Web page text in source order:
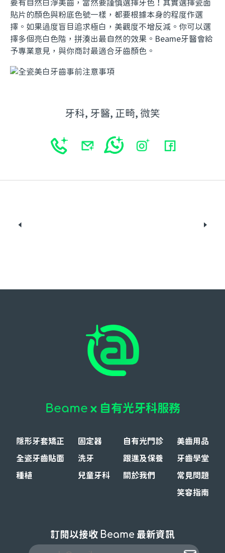
要有自然白淨美齒，當然要謹慎選擇牙色！其實選擇瓷面
貼片的顏色與粉底色號一樣，都要根據本身的程度作選
擇。如果過度盲目追求極白，美觀度不增反減。你可以選
擇多個亮白色階，拼湊出最自然的效果。Beame牙醫會給
予專業意見，與你商討最適合牙齒顏色。
牙科, 牙醫, 正畸, 微笑
Beame x 自有光牙科服務
隱形牙套矯正
全瓷牙齒貼面
種植
固定器
洗牙
兒童牙科
自有光門診
跟進及保養
關於我們
美齒用品
牙齒學堂
常見問題
笑容指南
訂閱以接收 Beame 最新資訊